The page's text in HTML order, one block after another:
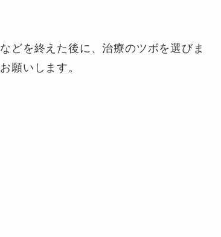
どを終えた後に、治療のツボを選びま
願いします。